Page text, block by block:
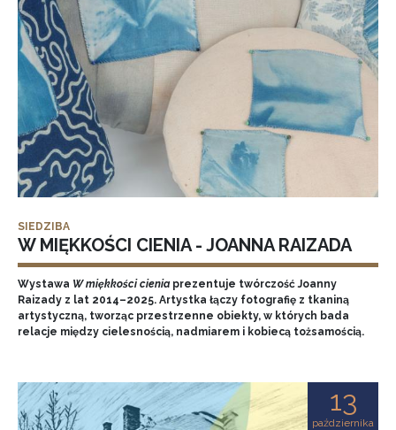
SIEDZIBA
W MIĘKKOŚCI CIENIA - JOANNA RAIZADA
Wystawa W miękkości cieniaprezentuje twórczość Joanny
Raizady z lat 2014–2025. Artystka łączy fotografię z tkaniną
artystyczną, tworząc przestrzenne obiekty, w których bada
relacje między cielesnością, nadmiarem i kobiecą tożsamością.
13
października